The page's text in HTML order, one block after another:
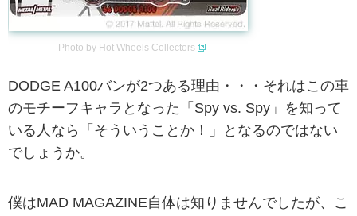
Photo by Hot Wheels Collectors
DODGE A100バンが2つある理由・・・それはこの車
のモチーフキャラとなった「Spy vs. Spy」を知って
いる人なら「そういうことか！」となるのではない
でしょうか。
僕はMAD MAGAZINE自体は知りませんでしたが、こ